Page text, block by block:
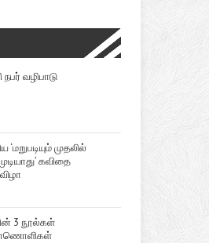
வழிபாடு
‘மறுபடியும் முதலில்
கவிதை
3 நூல்கள்